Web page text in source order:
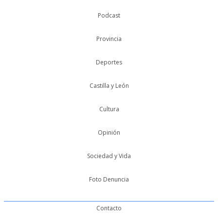
Podcast
Provincia
Deportes
Castilla y León
Cultura
Opinión
Sociedad y Vida
Foto Denuncia
Contacto